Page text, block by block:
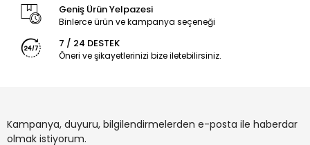
Geniş Ürün Yelpazesi
Binlerce ürün ve kampanya seçeneği
7 / 24 DESTEK
Öneri ve şikayetlerinizi bize iletebilirsiniz.
Kampanya, duyuru, bilgilendirmelerden e-posta ile haberdar
olmak istiyorum.